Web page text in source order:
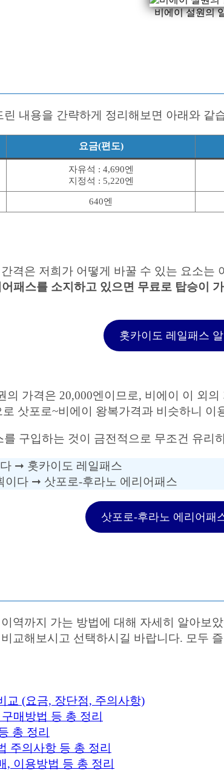
비에이 설원의
내용을 간략하게 정리해보면 아래와 같
요금(편도)
자유석 : 4,690엔
지정석 : 5,220엔
640엔
격은 저희가 어떻게 바꿀 수 있는 요소
패스를 소지하고 있으면 무료로 탑승이
홋카이도 레일패스 알
가격은 20,000엔이므로, 비에이 이 외
삿포로~비에이 왕복가격과 비슷하니 이
구입하는 것이 금전적으로 무조건 유
➞ 홋카이도 레일패스
이다 ➞ 삿포로-후라노 에리어패스
삿포로-후라노 에리어패
역까지 가는 방법에 대해 자세히 알아보
교해보시고 선택하시길 바랍니다. 모두
교 (요금, 장단점, 주의사항)
매방법 등 총 정리
총 정리
주의사항 등 총 정리
, 이용방법 등 총 정리